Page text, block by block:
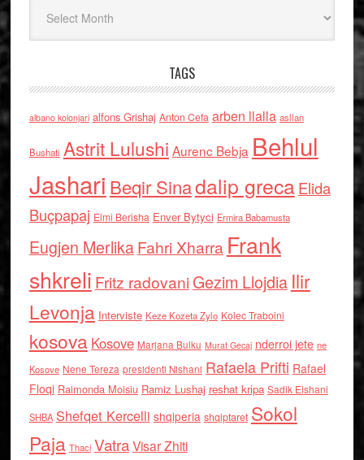
TAGS
albano kolonjari alfons Grishaj Anton Cefa arben llalla asllan
Bushati Astrit Lulushi Aurenc Bebja Behlul
Jashari Beqir Sinadalip grecaElida
Buçpapaj Elmi Berisha Enver Bytyci Ermira Babamusta
Eugjen MerlikaFahri Xharra Frank
shkreli Fritz radovaniGezim Llojdia Ilir
Levonja Interviste Keze Kozeta Zylo Kolec Traboini
kosova Kosove Marjana Bulku Murat Gecaj nderroi jete ne
Kosove Nene Tereza presidenti Nishani Rafaela Prifti Rafael
Floqi Raimonda Moisiu Ramiz Lushaj reshat kripa Sadik Elshani
SHBA Shefqet Kercelli shqiperia shqiptaret Sokol
Paja Thaci VatraVisar Zhiti